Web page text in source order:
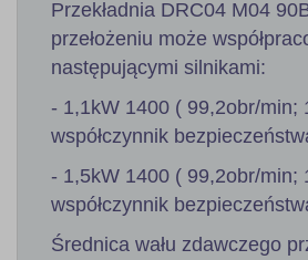
Przekładnia DRC04 M04
przełożeniu może
następującymi silnikami:
- 1,1kW 1400 ( 99,2obr/min;
współczynnik
- 1,5kW 1400 ( 99,2obr/min;
współczynnik
Średnica wału zdawczego